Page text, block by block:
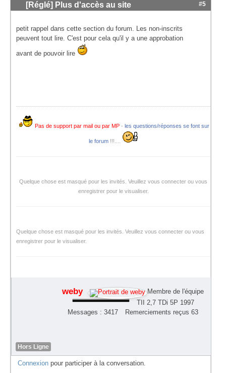
[Réglé] Plus d'accès au site #5
petit rappel dans cette section du forum. Les non-inscrits
peuvent tout lire. C'est pour cela qu'il y a une approbation
avant de pouvoir lire
Pas de support par mail ou par MP- les questions/réponses se font sur
le forum!!!....
Quelque chose est masqué pour les invités. Veuillez vous connecter ou vous
enregistrer pour le visualiser.
Quelque chose est masqué pour les invités. Veuillez vous connecter ou vous
enregistrer pour le visualiser.
weby
Membre de l'équipe
TII 2,7 TDi 5P 1997
Messages : 3417
Remerciements reçus 63
Hors Ligne
Connexion pour participer à la conversation.